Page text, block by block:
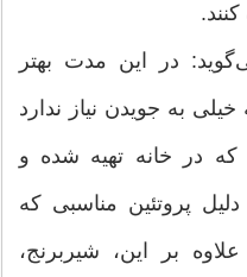
در این مدت بهتر
به جویدن نیاز ندارد
در خانه تهیه شده و
پروتئین مناسبی كه
بر این، شیربرنج،